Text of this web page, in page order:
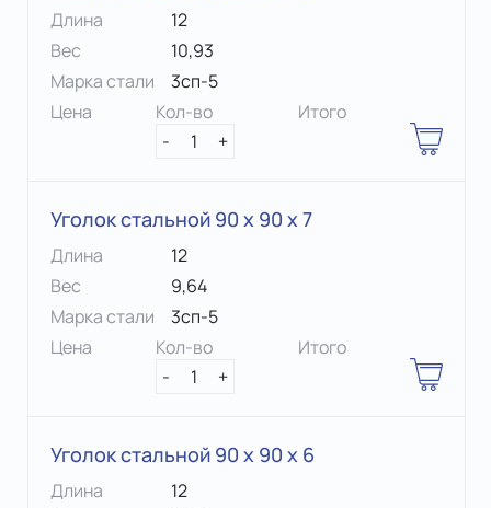
Длина
12
Вес
10,93
Марка стали
3сп-5
Цена
Кол-во
-
1 +
Итого
Уголок стальной 90 х 90 x 7
Длина
12
Вес
9,64
Марка стали
3сп-5
Цена
Кол-во
-
1 +
Итого
Уголок стальной 90 х 90 x 6
Длина
12